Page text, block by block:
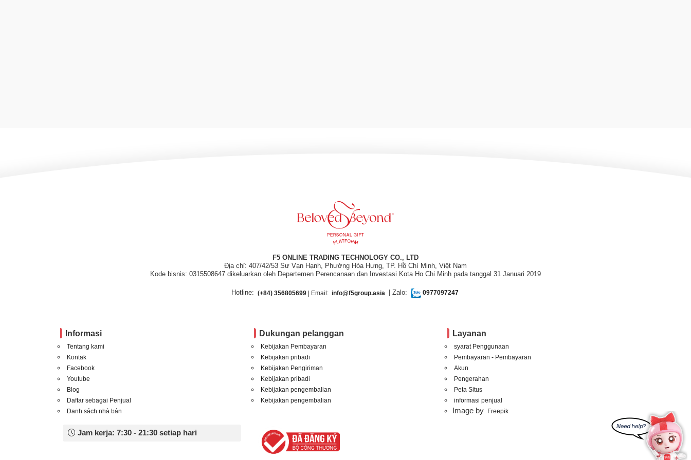
F5 ONLINE TRADING TECHNOLOGY CO., LTD
Địa chỉ: 407/42/53 Sư Vạn Hạnh, Phường Hòa Hưng, TP. Hồ Chí Minh, Việt Nam
Kode bisnis: 0315508647 dikeluarkan oleh Departemen Perencanaan dan Investasi Kota Ho Chi Minh pada tanggal 31 Januari 2019
Hotline: (+84) 356805699| Email: info@f5group.asia | Zalo: 0977097247
Informasi
Tentang kami
Kontak
Facebook
Youtube
Blog
Daftar sebagai Penjual
Danh sách nhà bán
Dukungan pelanggan
Kebijakan Pembayaran
Kebijakan pribadi
Kebijakan Pengiriman
Kebijakan pribadi
Kebijakan pengembalian
Kebijakan pengembalian
Layanan
syarat Penggunaan
Pembayaran - Pembayaran
Akun
Pengerahan
Peta Situs
informasi penjual
Image by Freepik
Jam kerja: 7:30 - 21:30 setiap hari